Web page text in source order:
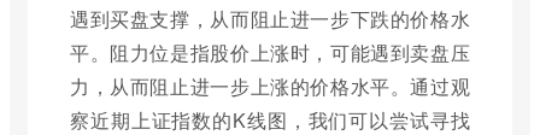
遇到买盘支撑，从而阻止进一步下跌的价格水
平。阻力位是指股价上涨时，可能遇到卖盘压
力，从而阻止进一步上涨的价格水平。通过观
察近期上证指数的K线图，我们可以尝试寻找